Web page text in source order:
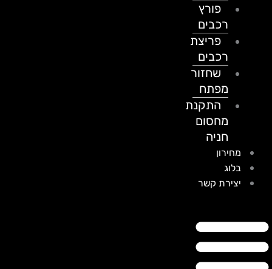
פורץ
רכבים
פריצת
רכבים
שחזור
מפתח
התקנת
מחסום
חניה
מחירון
בלוג
יצירת קשר